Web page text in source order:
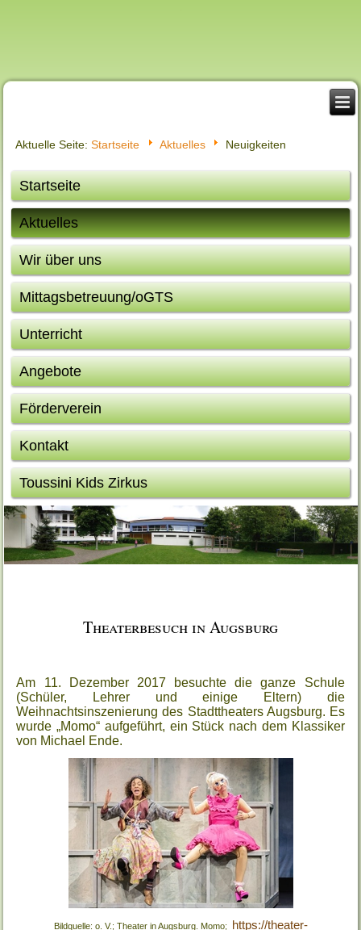
Aktuelle Seite:Startseite Aktuelles Neuigkeiten
Startseite
Aktuelles
Wir über uns
Mittagsbetreuung/oGTS
Unterricht
Angebote
Förderverein
Kontakt
Toussini Kids Zirkus
Theaterbesuch in Augsburg
Am 11. Dezember 2017 besuchte die ganze Schule
(Schüler, Lehrer und einige Eltern) die
Weihnachtsinszenierung des Stadttheaters Augsburg. Es
wurde „Momo“ aufgeführt, ein Stück nach dem Klassiker
von Michael Ende.
Bildquelle: o. V.; Theater in Augsburg. Momo;
https://theater-